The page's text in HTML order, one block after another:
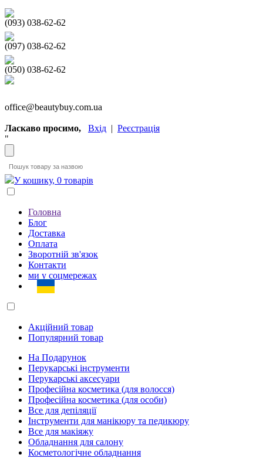
(093) 038-62-62
(097) 038-62-62
(050) 038-62-62
office@beautybuy.com.ua
Ласкаво просимо, Вхід | Реєстрація
"
У кошику, 0 товарів
Головна
Блог
Доставка
Оплата
Зворотній зв'язок
Контакти
ми у соцмережах
Акційний товар
Популярний товар
На Подарунок
Перукарські інструменти
Перукарські аксесуари
Професійна косметика (для волосся)
Професійна косметика (для особи)
Все для депіляції
Інструменти для манікюру та педикюру
Все для макіяжу
Обладнання для салону
Косметологічне обладнання